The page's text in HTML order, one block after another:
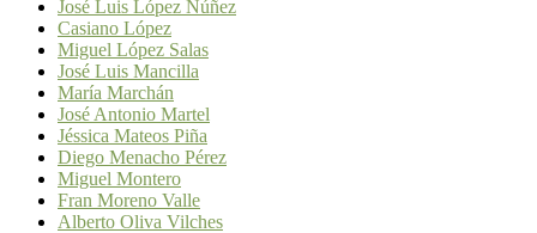
José Luis López Núñez
Casiano López
Miguel López Salas
José Luis Mancilla
María Marchán
José Antonio Martel
Jéssica Mateos Piña
Diego Menacho Pérez
Miguel Montero
Fran Moreno Valle
Alberto Oliva Vilches